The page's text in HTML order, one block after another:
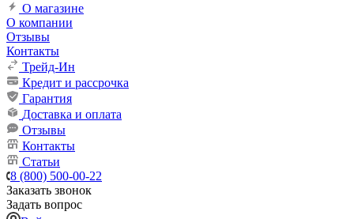
О магазине
О компании
Отзывы
Контакты
Трейд-Ин
Кредит и рассрочка
Гарантия
Доставка и оплата
Отзывы
Контакты
Статьи
8 (800) 500-00-22
Заказать звонок
Задать вопрос